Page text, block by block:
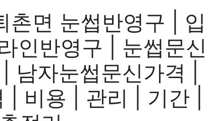
촌면 눈썹반영구 | 입
인반영구 | 눈썹문신 |
남자눈썹문신가격 |
| 비용 | 관리 | 기간 |